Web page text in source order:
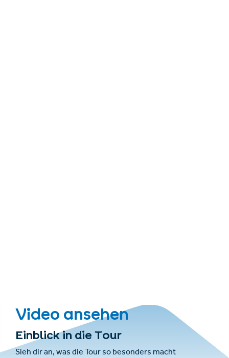
Video ansehen
Einblick in die Tour
Sieh dir an, was die Tour so besonders macht